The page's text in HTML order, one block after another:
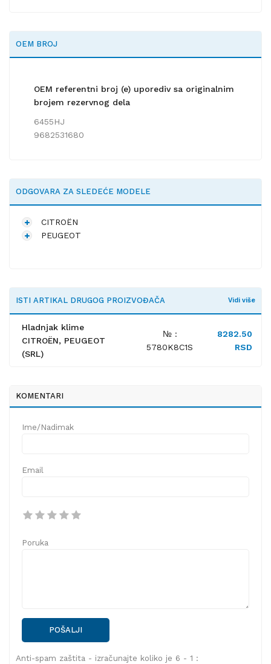
OEM BROJ
OEM referentni broj (e) uporediv sa originalnim
brojem rezervnog dela
6455HJ
9682531680
ODGOVARA ZA SLEDEĆE MODELE
CITROËN
PEUGEOT
ISTI ARTIKAL DRUGOG PROIZVOĐAČA Vidi više
Hladnjak klime
CITROËN, PEUGEOT
(SRL)
№ :
5780K8C1S
8282.50
RSD
KOMENTARI
Ime/Nadimak
Email
Poruka
POŠALJI
Anti-spam zaštita - izračunajte koliko je 6 - 1 :